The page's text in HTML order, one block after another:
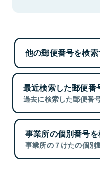
他の郵便番号を検
最近検索した郵便番
過去に検索した郵便番
事業所の個別番号
事業所の７けたの個別